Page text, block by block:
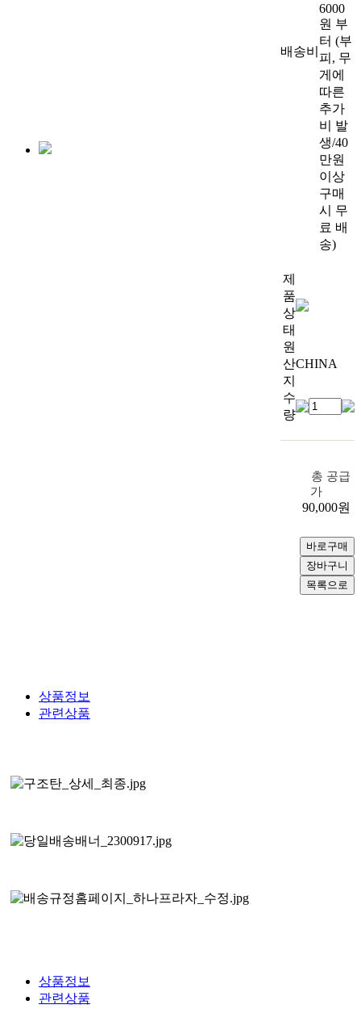
배송비
6000
원 부
터 (부
피, 무
게에
따른
추가
비 발
생/40
만원
이상
구매
시 무
료 배
송)
제
품
상
태
원
산
지
CHINA
수
량
총 공급
가
90,000원
상품정보
관련상품
상품정보
관련상품